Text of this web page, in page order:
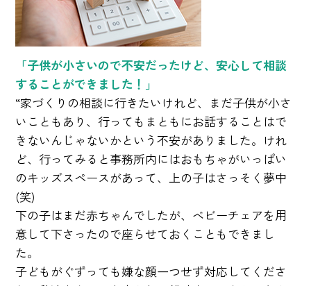
「子供が小さいので不安だったけど、安心して相談
することができました！」
“家づくりの相談に行きたいけれど、まだ子供が小さ
いこともあり、行ってもまともにお話することはで
きないんじゃないかという不安がありました。けれ
ど、行ってみると事務所内にはおもちゃがいっぱい
のキッズスペースがあって、上の子はさっそく夢中
(笑)
下の子はまだ赤ちゃんでしたが、ベビーチェアを用
意して下さったので座らせておくこともできまし
た。
子どもがぐずっても嫌な顔一つせず対応してくださ